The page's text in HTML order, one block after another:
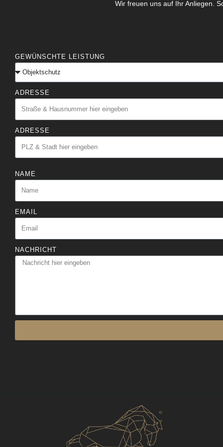
Wir freuen uns auf Ihr Anliegen.
GEWÜNSCHTE LEISTUNG
ADRESSE
ADRESSE
NAME
EMAIL
NACHRICHT